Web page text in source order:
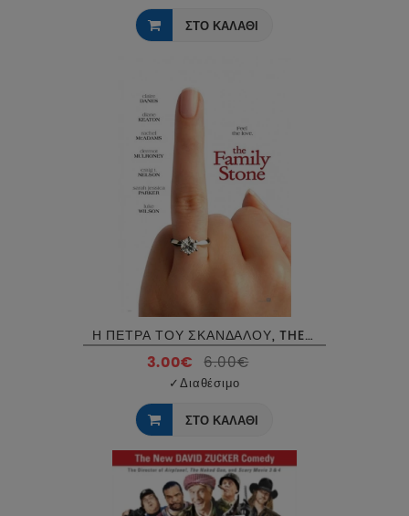
ΣΤΟ ΚΑΛΑΘΙ
Η ΠΕΤΡΑ ΤΟΥ ΣΚΑΝΔΑΛΟΥ, THE FAMILY STONE DVD USED
3.00€ 6.00€
✓Διαθέσιμο
ΣΤΟ ΚΑΛΑΘΙ